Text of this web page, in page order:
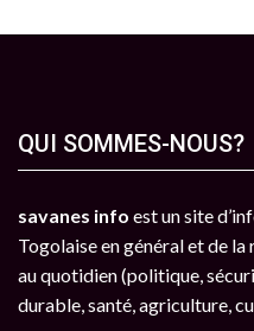
QUI SOMMES-NOUS?
savanes info est un site
Togolaise en général et de
au quotidien (politique,
durable, santé, agriculture,